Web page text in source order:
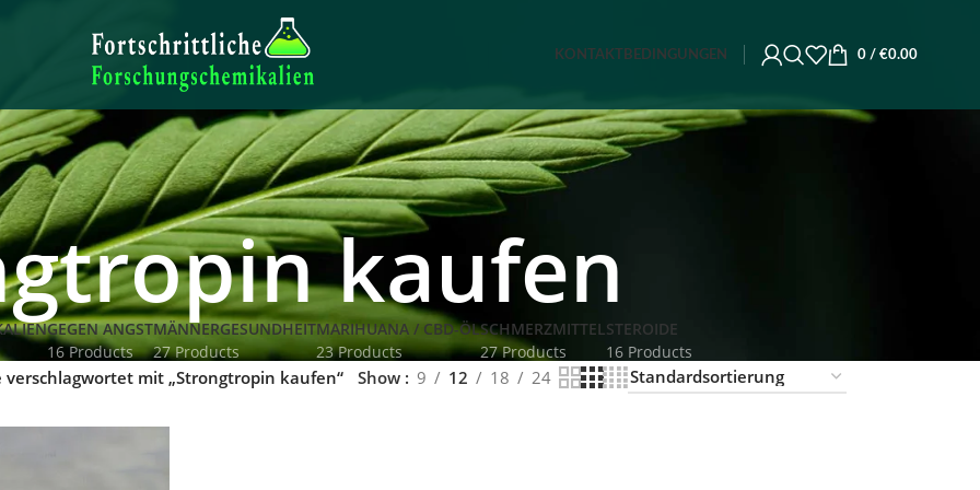
KONTAKT BEDINGUNGEN 0 / €0.00
kaufen
GEGEN ANGST
16 Products
MÄNNERGESUNDHEIT
27 Products
MARIHUANA / CBD-ÖL
23 Products
SCHMERZMITTEL
27 Products
STEROIDE
16 Products
verschlagwortet mit „Strongtropin kaufen“ Show 9 12 18 24